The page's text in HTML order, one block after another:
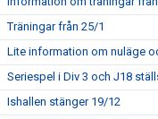
Träningar från 25/1
Lite information om nuläge
Seriespel i Div 3 och J18
Ishallen stänger 19/12